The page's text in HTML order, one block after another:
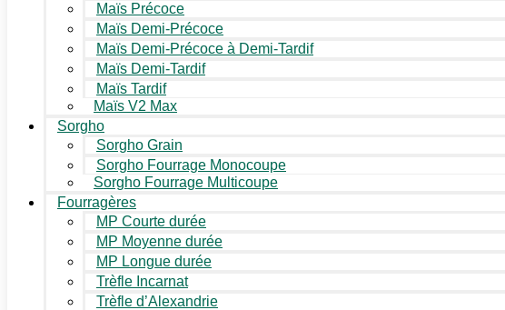
Maïs Précoce
Maïs Demi-Précoce
Maïs Demi-Précoce à Demi-Tardif
Maïs Demi-Tardif
Maïs Tardif
Maïs V2 Max
Sorgho
Sorgho Grain
Sorgho Fourrage Monocoupe
Sorgho Fourrage Multicoupe
Fourragères
MP Courte durée
MP Moyenne durée
MP Longue durée
Trèfle Incarnat
Trèfle d’Alexandrie